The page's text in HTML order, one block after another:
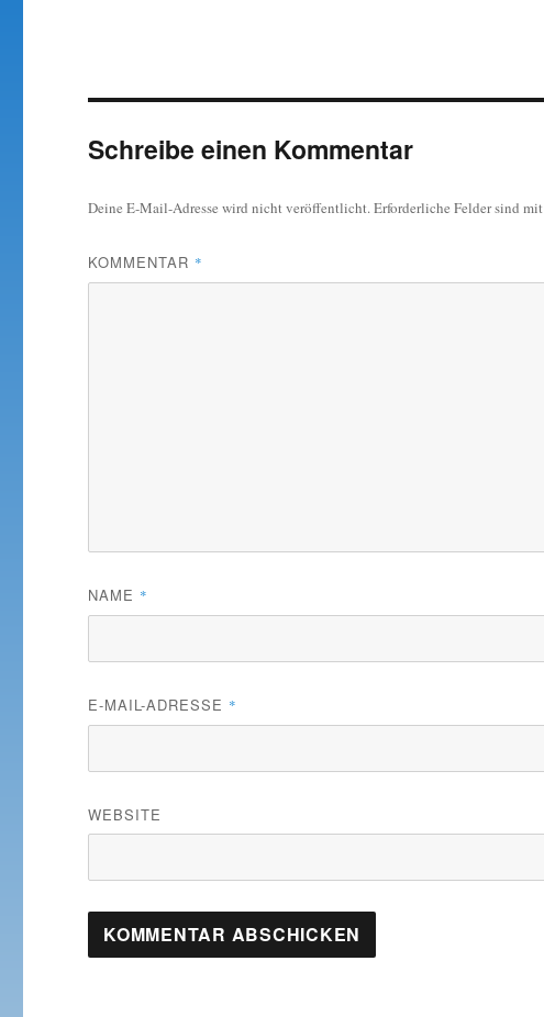
Schreibe einen Kommentar
Deine E-Mail-Adresse wird nicht veröffentlicht.Erforderliche Felder sind mit
KOMMENTAR *
NAME *
E-MAIL-ADRESSE *
WEBSITE